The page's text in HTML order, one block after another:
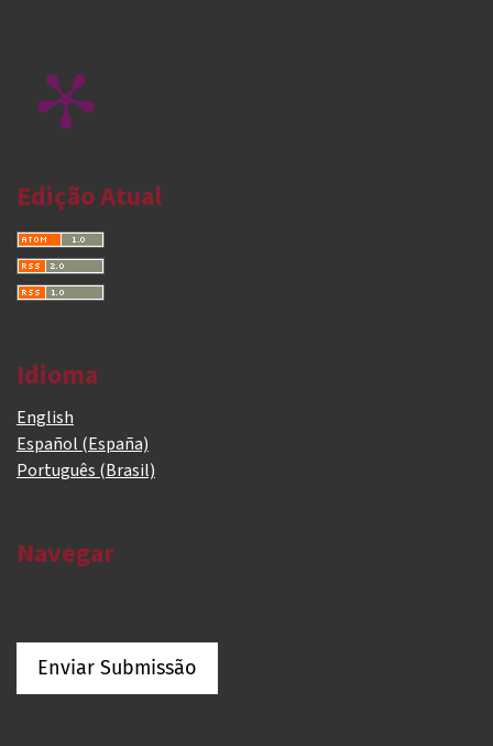
Edição Atual
Idioma
English
Español (España)
Português (Brasil)
Navegar
Enviar Submissão